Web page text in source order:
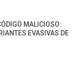
MALICIOSO:
EVASIVAS DE